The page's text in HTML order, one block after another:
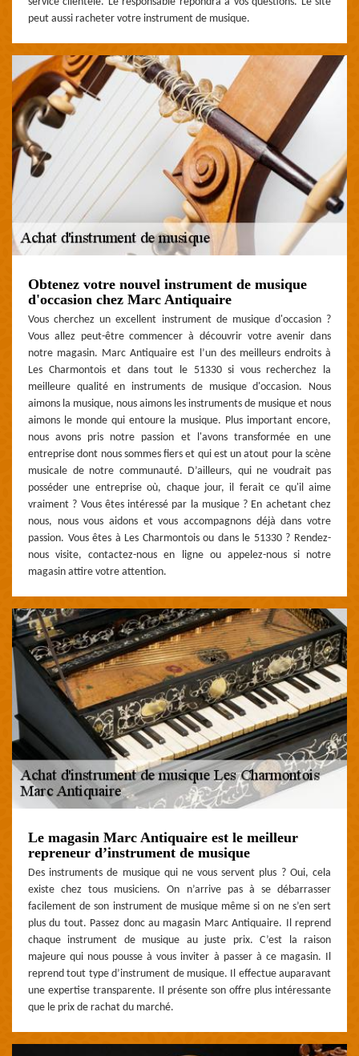
peut aussi racheter votre instrument de musique.
Obtenez votre nouvel instrument de musique
d'occasion chez Marc Antiquaire
Vous cherchez un excellent instrument de musique d'occasion ?
Vous allez peut-être commencer à découvrir votre avenir dans
notre magasin. Marc Antiquaire est l’un des meilleurs endroits à
Les Charmontois et dans tout le 51330 si vous recherchez la
meilleure qualité en instruments de musique d'occasion. Nous
aimons la musique, nous aimons les instruments de musique et nous
aimons le monde qui entoure la musique. Plus important encore,
nous avons pris notre passion et l'avons transformée en une
entreprise dont nous sommes fiers et qui est un atout pour la scène
musicale de notre communauté. D’ailleurs, qui ne voudrait pas
posséder une entreprise où, chaque jour, il ferait ce qu'il aime
vraiment ? Vous êtes intéressé par la musique ? En achetant chez
nous, nous vous aidons et vous accompagnons déjà dans votre
passion. Vous êtes à Les Charmontois ou dans le 51330 ? Rendez-
nous visite, contactez-nous en ligne ou appelez-nous si notre
magasin attire votre attention.
Le magasin Marc Antiquaire est le meilleur
repreneur d’instrument de musique
Des instruments de musique qui ne vous servent plus ? Oui, cela
existe chez tous musiciens. On n’arrive pas à se débarrasser
facilement de son instrument de musique même si on ne s’en sert
plus du tout. Passez donc au magasin Marc Antiquaire. Il reprend
chaque instrument de musique au juste prix. C’est la raison
majeure qui nous pousse à vous inviter à passer à ce magasin. Il
reprend tout type d’instrument de musique. Il effectue auparavant
une expertise transparente. Il présente son offre plus intéressante
que le prix de rachat du marché.